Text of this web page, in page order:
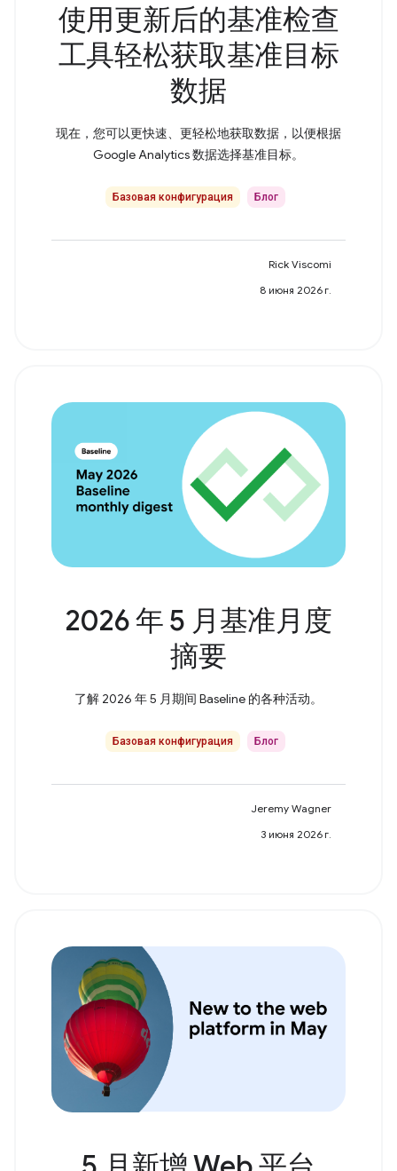
使用更新后的基准检查
工具轻松获取基准目标
数据
现在，您可以更快速、更轻松地获取数据，以便根据
Google Analytics 数据选择基准目标。
Базовая конфигурация Блог
Rick Viscomi
8 июня 2026 г.
2026 年 5 月基准月度
摘要
了解 2026 年 5 月期间 Baseline 的各种活动。
Базовая конфигурация Блог
Jeremy Wagner
3 июня 2026 г.